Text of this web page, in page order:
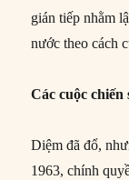
gián tiếp nhằm
nước theo cách
Các cuộc chiến
Diệm đã đổ,
1963, chính